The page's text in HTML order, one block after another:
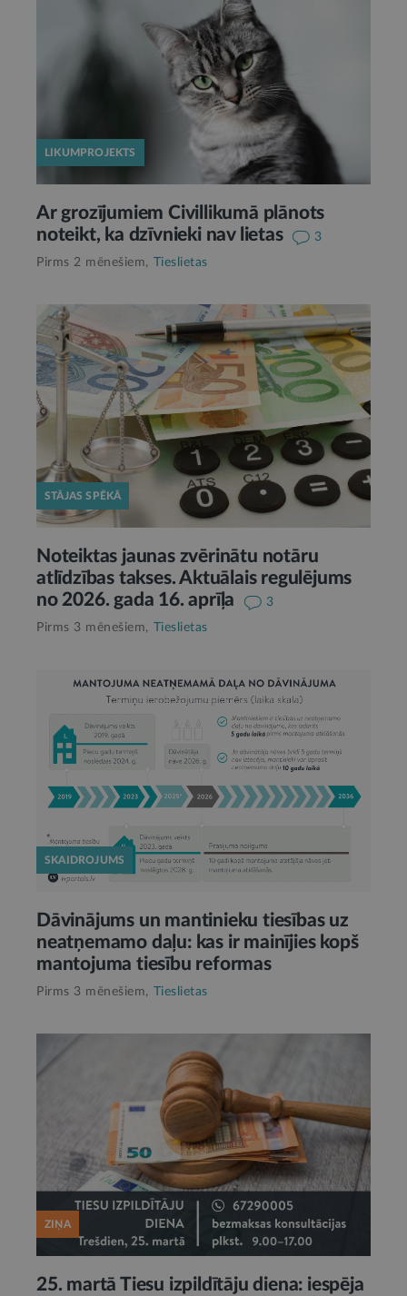
LIKUMPROJEKTS
Ar grozījumiem Civillikumā plānots
noteikt, ka dzīvnieki nav lietas
3
Pirms 2 mēnešiem,
Tieslietas
STĀJAS SPĒKĀ
Noteiktas jaunas zvērinātu notāru
atlīdzības takses. Aktuālais regulējums
no 2026. gada 16. aprīļa
3
Pirms 3 mēnešiem, Tieslietas
SKAIDROJUMS
Dāvinājums un mantinieku tiesības uz
neatņemamo daļu: kas ir mainījies kopš
mantojuma tiesību reformas
Pirms 3 mēnešiem, Tieslietas
ZIŅA
25. martā Tiesu izpildītāju diena: iespēja